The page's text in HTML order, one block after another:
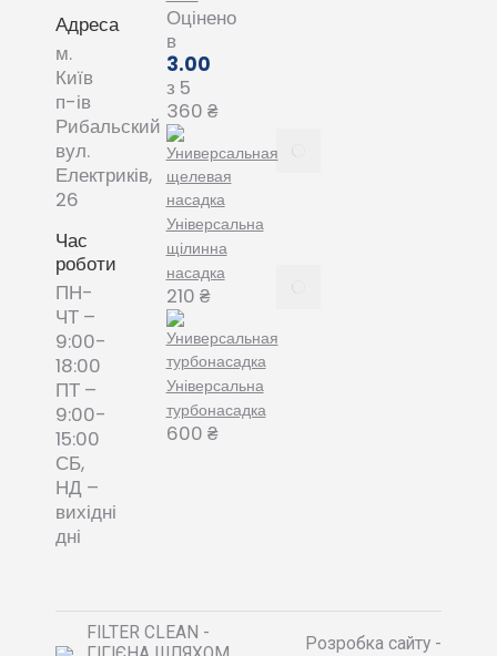
Адреса
м.
Київ
п-ів
Рибальский
вул.
Електриків,
26
Час
роботи
ПН-
ЧТ –
9:00-
18:00
ПТ –
9:00-
15:00
СБ,
НД –
вихідні
дні
Оцінено
в
3.00
з 5
360 ₴
Універсальна
щілинна
насадка
210 ₴
Універсальна
турбонасадка
600 ₴
FILTER CLEAN -
Розробка сайту -